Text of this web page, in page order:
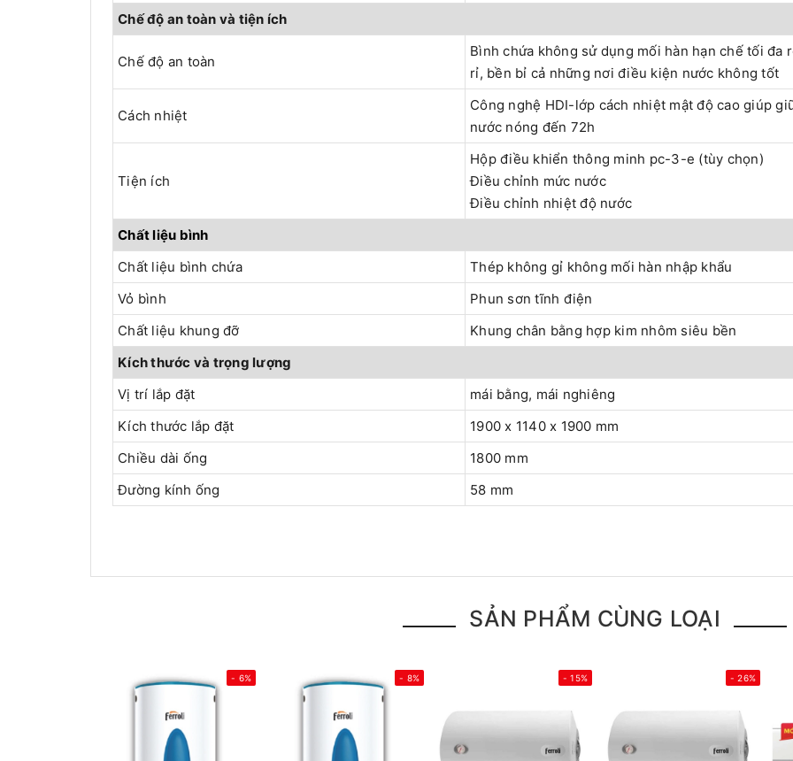
Chế độ an toàn và tiện ích
Chế độ an toàn
Bình chứa không sử dụng mối hàn hạn chế tối đa
rỉ, bền bỉ cả những nơi điều kiện nước không tốt
Cách nhiệt
Công nghệ HDI-lớp cách nhiệt mật độ cao giúp
nước nóng đến 72h
Tiện ích
Hộp điều khiển thông minh pc-3-e (tùy chọn)
Điều chỉnh mức nước
Điều chỉnh nhiệt độ nước
Chất liệu bình
Chất liệu bình chứa
Thép không gỉ không mối hàn nhập khẩu
Vỏ bình
Phun sơn tĩnh điện
Chất liệu khung đỡ
Khung chân bằng hợp kim nhôm siêu bền
Kích thước và trọng lượng
Vị trí lắp đặt
mái bằng, mái nghiêng
Kích thước lắp đặt
1900 x 1140 x 1900 mm
Chiều dài ống
1800 mm
Đường kính ống
58 mm
SẢN PHẨM CÙNG LOẠI
- 6% - 8% - 15% - 26%